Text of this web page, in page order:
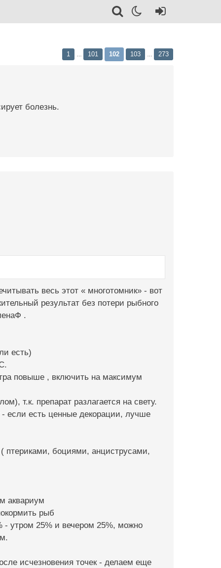
1 101 102 103 273
болезнь.
весь этот « многотомник» - вот
результат без потери рыбного
.
есть)
повыше , включить на максимум
т.к. препарат разлагается на свету.
- если есть ценные декорации, лучше
птериками, боциями, анциструсами,
аквариум
рыб
- утром 25% и вечером 25%, можно
исчезновения точек - делаем еще